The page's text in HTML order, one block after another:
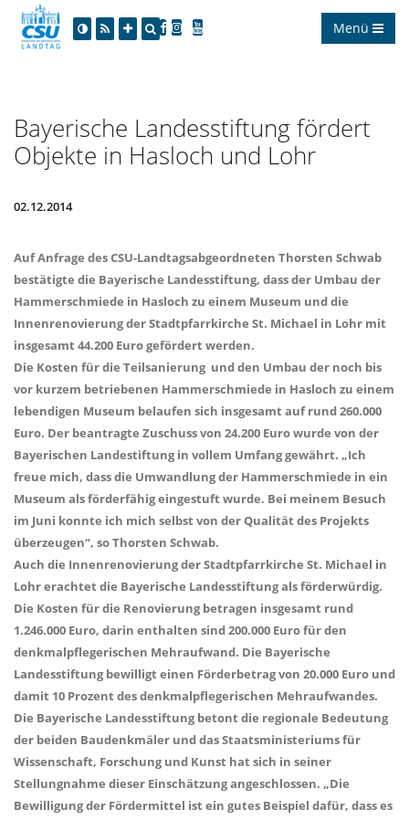
Menü
Bayerische Landesstiftung fördert
Objekte in Hasloch und Lohr
02.12.2014
Auf Anfrage des CSU-Landtagsabgeordneten Thorsten Schwab
bestätigte die Bayerische Landesstiftung, dass der Umbau der
Hammerschmiede in Hasloch zu einem Museum und die
Innenrenovierung der Stadtpfarrkirche St. Michael in Lohr mit
insgesamt 44.200 Euro gefördert werden.
Die Kosten für die Teilsanierung und den Umbau der noch bis
vor kurzem betriebenen Hammerschmiede in Hasloch zu einem
lebendigen Museum belaufen sich insgesamt auf rund 260.000
Euro. Der beantragte Zuschuss von 24.200 Euro wurde von der
Bayerischen Landestiftung in vollem Umfang gewährt. „Ich
freue mich, dass die Umwandlung der Hammerschmiede in ein
Museum als förderfähig eingestuft wurde. Bei meinem Besuch
im Juni konnte ich mich selbst von der Qualität des Projekts
überzeugen“, so Thorsten Schwab.
Auch die Innenrenovierung der Stadtpfarrkirche St. Michael in
Lohr erachtet die Bayerische Landesstiftung als förderwürdig.
Die Kosten für die Renovierung betragen insgesamt rund
1.246.000 Euro, darin enthalten sind 200.000 Euro für den
denkmalpflegerischen Mehraufwand. Die Bayerische
Landesstiftung bewilligt einen Förderbetrag von 20.000 Euro und
damit 10 Prozent des denkmalpflegerischen Mehraufwandes.
Die Bayerische Landesstiftung betont die regionale Bedeutung
der beiden Baudenkmäler und das Staatsministeriums für
Wissenschaft, Forschung und Kunst hat sich in seiner
Stellungnahme dieser Einschätzung angeschlossen. „Die
Bewilligung der Fördermittel ist ein gutes Beispiel dafür, dass es